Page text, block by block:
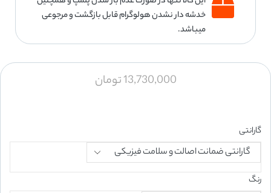
خدشه دار نشدن هولوگرام قابل بازگشت و مرجوعی
میباشد.
13,730,000تومان
گارانتی
رنگ